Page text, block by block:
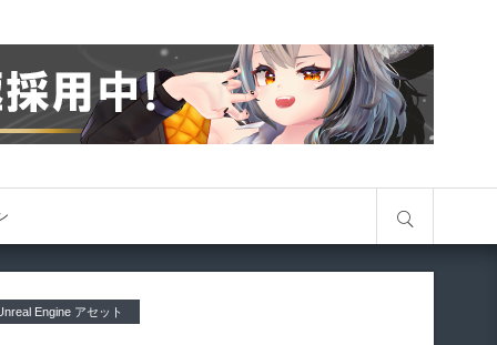
Engine アセット